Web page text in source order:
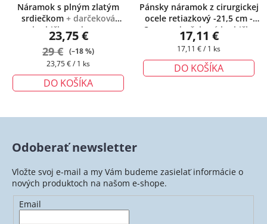
Náramok s plným zlatým
srdiečkom + darčeková
krabička zadarmo
23,75 €
29 €
(–18 %)
Jednotková
23,75 € / 1 ks
DO KOŠÍKA
Pánsky náramok z cirurgickej
ocele retiazkový -21,5 cm -
Casey
+ darčeková krabička
zadarmo
17,11 €
Jednotková
17,11 € / 1 ks
DO KOŠÍKA
Odoberať newsletter
Vložte svoj e-mail a my Vám budeme zasielať informácie o
nových produktoch na našom e-shope.
Email